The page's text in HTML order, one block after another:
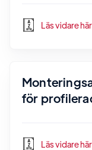
Läs vidare här
för
Läs vidare här